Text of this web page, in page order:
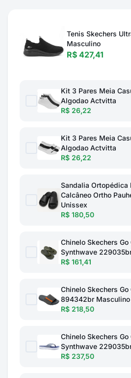
Tenis Skechers
Masculino
R$ 427,41
Kit 3 Pares Meia
Algodao Actvitta
R$ 26,22
Kit 3 Pares Meia
Algodao Actvitta
R$ 26,22
Sandalia Ortopédica
Calcâneo Ortho
Unissex
R$ 180,50
Chinelo Skechers
Synthwave
R$ 161,41
Chinelo Skechers
894342br Masculino
R$ 218,50
Chinelo Skechers
Synthwave
R$ 237,50